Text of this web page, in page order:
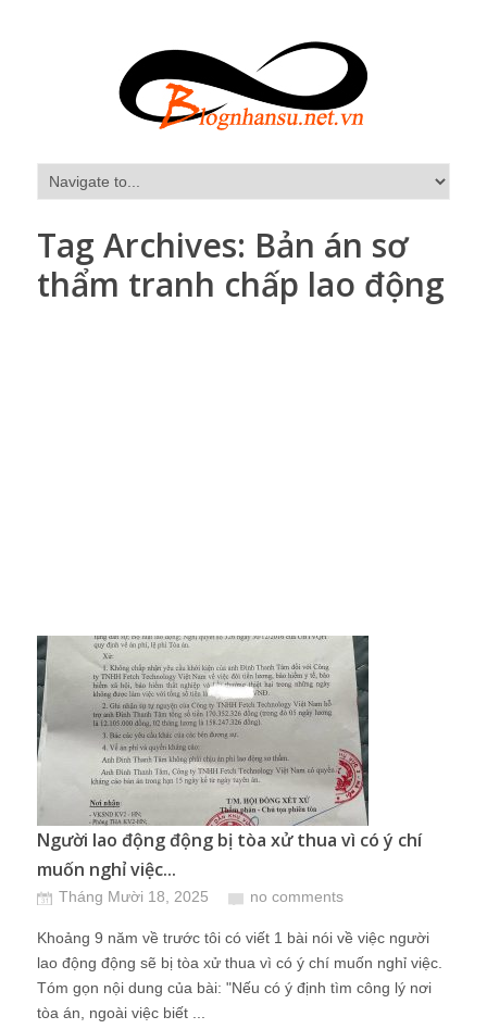
Tag Archives: Bản án sơ
thẩm tranh chấp lao động
Người lao động động bị tòa xử thua vì có ý chí
muốn nghỉ việc...
Tháng Mười 18, 2025 no comments
Khoảng 9 năm về trước tôi có viết 1 bài nói về việc người
lao động động sẽ bị tòa xử thua vì có ý chí muốn nghỉ việc.
Tóm gọn nội dung của bài: "Nếu có ý định tìm công lý nơi
tòa án, ngoài việc biết ...